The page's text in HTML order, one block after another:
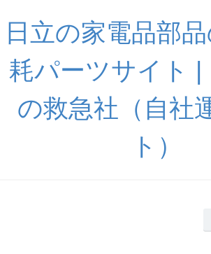
日立の家電品部
耗パーツサイト
の救急社（自社
ト）